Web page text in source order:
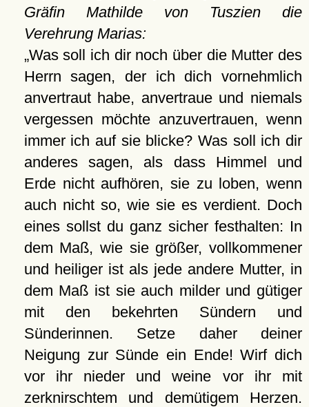
Gräfin Mathilde von Tuszien die
Verehrung Marias:
Was soll ich dir noch über die Mutter des
Herrn sagen, der ich dich vornehmlich
anvertraut habe, anvertraue und niemals
vergessen möchte anzuvertrauen, wenn
immer ich auf sie blicke? Was soll ich dir
anderes sagen, als dass Himmel und
Erde nicht aufhören, sie zu loben, wenn
auch nicht so, wie sie es verdient. Doch
eines sollst du ganz sicher festhalten: In
dem Maß, wie sie größer, vollkommener
und heiliger ist als jede andere Mutter, in
dem Maß ist sie auch milder und gütiger
mit den bekehrten Sündern und
Sünderinnen. Setze daher deiner
Neigung zur Sünde ein Ende! Wirf dich
vor ihr nieder und weine vor ihr mit
zerknirschtem und demütigem Herzen.